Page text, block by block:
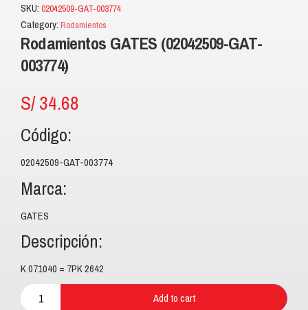
SKU: 02042509-GAT-003774
Category: Rodamientos
Rodamientos GATES (02042509-GAT-
003774)
S/34.68
Código:
02042509-GAT-003774
Marca:
GATES
Descripción:
K 071040 = 7PK 2642
Add to cart